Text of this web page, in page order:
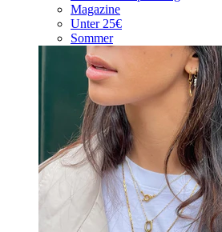
Magazine
Unter 25€
Sommer